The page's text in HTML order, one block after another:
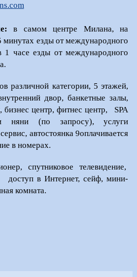
в самом центре Милана, на
минутах езды от международного
1 часе езды от международного
различной категории, 5 этажей,
двор, банкетные залы,
бизнес центр, фитнес центр, SPA
няни (по запросу), услуги
автостоянка 9оплачивается
в номерах.
спутниковое телевидение,
доступ в Интернет, сейф, мини-
комната.